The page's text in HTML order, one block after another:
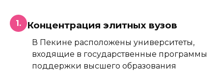
1. Концентрация элитных вузов
В Пекине расположены университеты,
входящие в государственные программы
поддержки высшего образования